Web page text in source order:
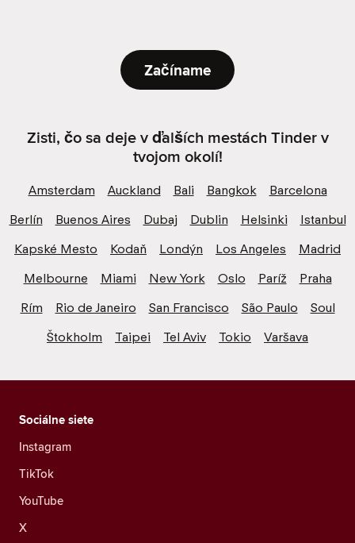
Začíname
Zisti, čo sa deje v ďalších mestách Tinder v
tvojom okolí!
Amsterdam Auckland Bali Bangkok
Barcelona
Berlín
Buenos Aires Dubaj Dublin Helsinki
Istanbul
Kapské Mesto
Kodaň Londýn Los Angeles
Madrid
Melbourne
Miami New York Oslo Paríž
Praha
Rím
Rio de Janeiro San Francisco São Paulo
Soul
Štokholm
Taipei Tel Aviv Tokio Varšava
Sociálne siete
Instagram
TikTok
YouTube
X